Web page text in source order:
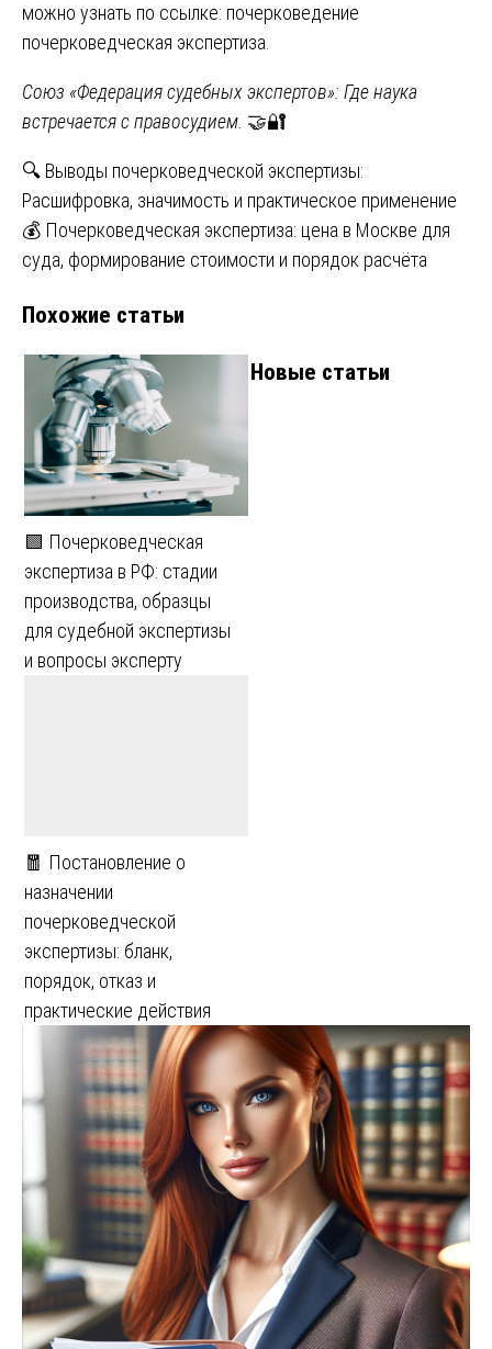
можно узнать по ссылке: почерковедение
почерковедческая экспертиза
Союз «Федерация судебных экспертов»: Где наука
встречается с правосудием. 🤝🔐
Навигация
по
записям
🔍 Выводы почерковедческой экспертизы:
Расшифровка, значимость и практическое применение
💰 Почерковедческая экспертиза: цена в Москве для
суда, формирование стоимости и порядок расчёта
Похожие статьи
🟩 Почерковедческая
экспертиза в РФ: стадии
производства, образцы
для судебной экспертизы
и вопросы эксперту
🧧 Постановление о
назначении
почерковедческой
экспертизы: бланк,
порядок, отказ и
практические действия
Новые статьи